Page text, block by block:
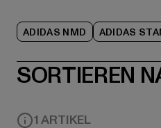
ADIDAS NMD ADIDAS
SORTIEREN
1 ARTIKEL